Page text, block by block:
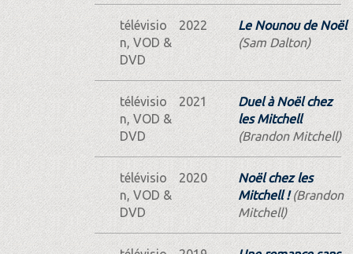
télévisio
n, VOD &
DVD
2022
Le Nounou de Noël
(Sam Dalton)
télévisio
n, VOD &
DVD
2021
Duel à Noël chez
les Mitchell
(Brandon Mitchell)
télévisio
n, VOD &
DVD
2020
Noël chez les
Mitchell !(Brandon
Mitchell)